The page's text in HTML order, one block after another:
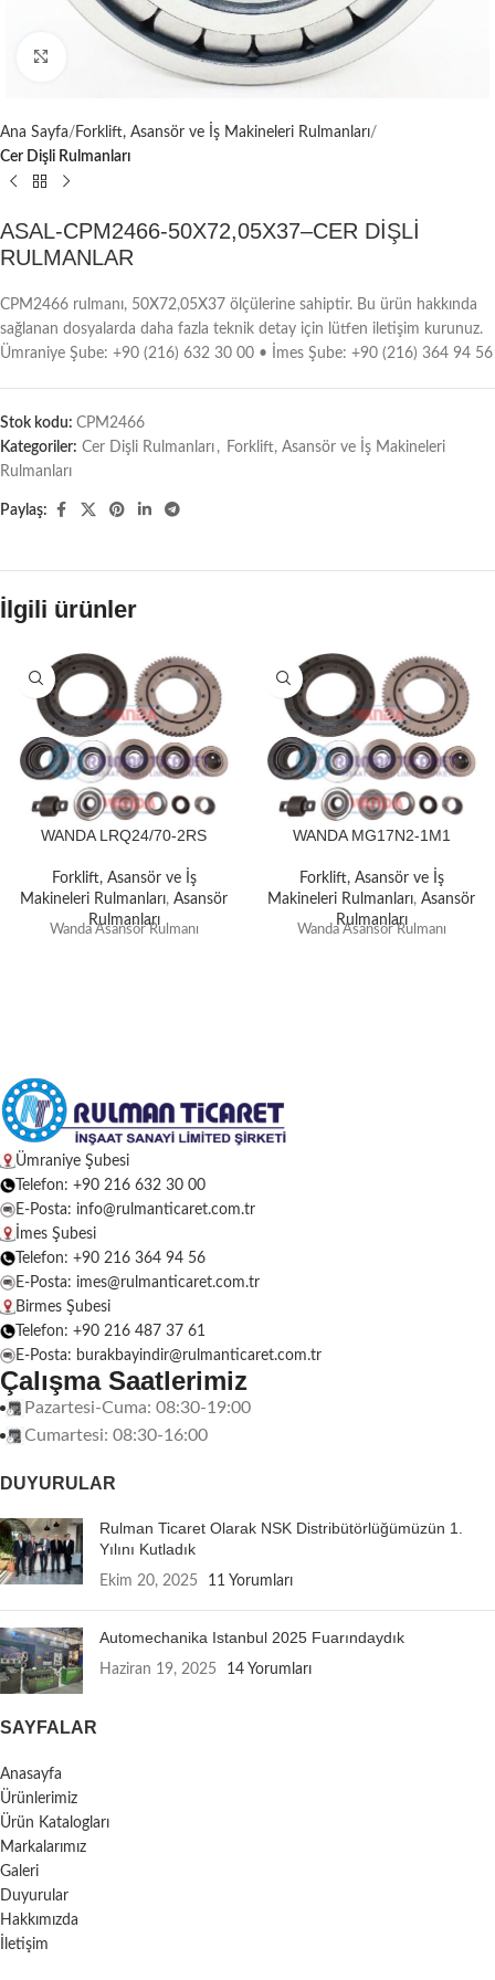
Büyütmek için tıklayın
Ana Sayfa
Forklift, Asansör ve İş Makineleri Rulmanları
Cer Dişli Rulmanları
ASAL-CPM2466-50X72,05X37–CER DİŞLİ
RULMANLAR
CPM2466 rulmanı, 50X72,05X37 ölçülerine sahiptir. Bu ürün hakkında
sağlanan dosyalarda daha fazla teknik detay için lütfen iletişim kurunuz.
Ümraniye Şube: +90 (216) 632 30 00 • İmes Şube: +90 (216) 364 94 56
Stok kodu: CPM2466
Kategoriler: Cer Dişli Rulmanları , Forklift, Asansör ve İş Makineleri
Rulmanları
Paylaş:
İlgili ürünler
WANDA LRQ24/70-2RS
Forklift, Asansör ve İş
Makineleri Rulmanları, Asansör
Rulmanları
Wanda Asansör Rulmanı
WANDA MG17N2-1M1
Forklift, Asansör ve İş
Makineleri Rulmanları, Asansör
Rulmanları
Wanda Asansör Rulmanı
Ümraniye Şubesi
Telefon: +90 216 632 30 00
E-Posta: info@rulmanticaret.com.tr
İmes Şubesi
Telefon: +90 216 364 94 56
E-Posta: imes@rulmanticaret.com.tr
Birmes Şubesi
Telefon: +90 216 487 37 61
E-Posta: burakbayindir@rulmanticaret.com.tr
Çalışma Saatlerimiz
Pazartesi-Cuma: 08:30-19:00
Cumartesi: 08:30-16:00
DUYURULAR
Rulman Ticaret Olarak NSK Distribütörlüğümüzün 1.
Yılını Kutladık
Ekim 20, 2025 11 Yorumları
Automechanika Istanbul 2025 Fuarındaydık
Haziran 19, 2025 14 Yorumları
SAYFALAR
Anasayfa
Ürünlerimiz
Ürün Katalogları
Markalarımız
Galeri
Duyurular
Hakkımızda
İletişim